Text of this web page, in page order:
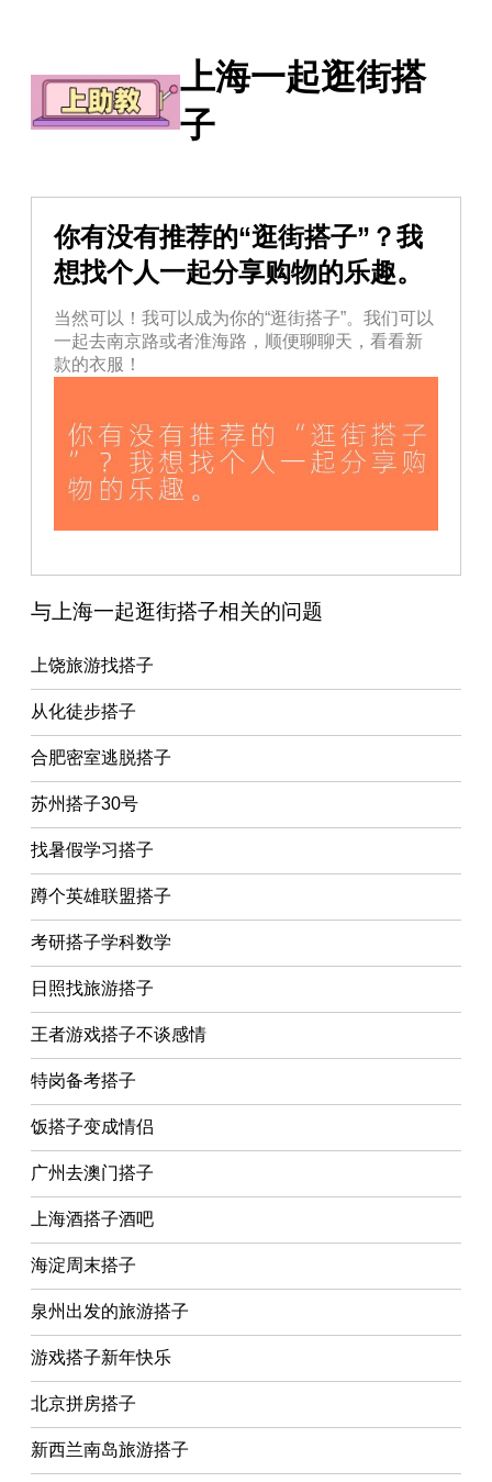
上海一起逛街搭
子
你有没有推荐的“逛街搭子”？我
想找个人一起分享购物的乐趣。
当然可以！我可以成为你的“逛街搭子”。我们可以
一起去南京路或者淮海路，顺便聊聊天，看看新
款的衣服！
与上海一起逛街搭子相关的问题
上饶旅游找搭子
从化徒步搭子
合肥密室逃脱搭子
苏州搭子30号
找暑假学习搭子
蹲个英雄联盟搭子
考研搭子学科数学
日照找旅游搭子
王者游戏搭子不谈感情
特岗备考搭子
饭搭子变成情侣
广州去澳门搭子
上海酒搭子酒吧
海淀周末搭子
泉州出发的旅游搭子
游戏搭子新年快乐
北京拼房搭子
新西兰南岛旅游搭子